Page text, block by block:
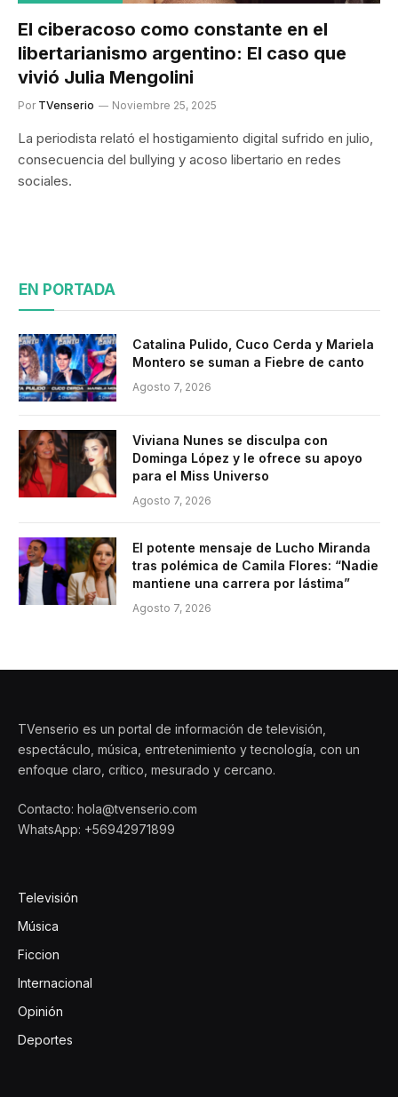
El ciberacoso como constante en el
libertarianismo argentino: El caso que
vivió Julia Mengolini
Por TVenserio Noviembre 25, 2025
La periodista relató el hostigamiento digital sufrido en julio,
consecuencia del bullying y acoso libertario en redes
sociales.
EN PORTADA
Catalina Pulido, Cuco Cerda y Mariela
Montero se suman a Fiebre de canto
Agosto 7, 2026
Viviana Nunes se disculpa con
Dominga López y le ofrece su apoyo
para el Miss Universo
Agosto 7, 2026
El potente mensaje de Lucho Miranda
tras polémica de Camila Flores: “Nadie
mantiene una carrera por lástima”
Agosto 7, 2026
TVenserio es un portal de información de televisión,
espectáculo, música, entretenimiento y tecnología, con un
enfoque claro, crítico, mesurado y cercano.
Contacto: hola@tvenserio.com
WhatsApp: +56942971899
Televisión
Música
Ficcion
Internacional
Opinión
Deportes